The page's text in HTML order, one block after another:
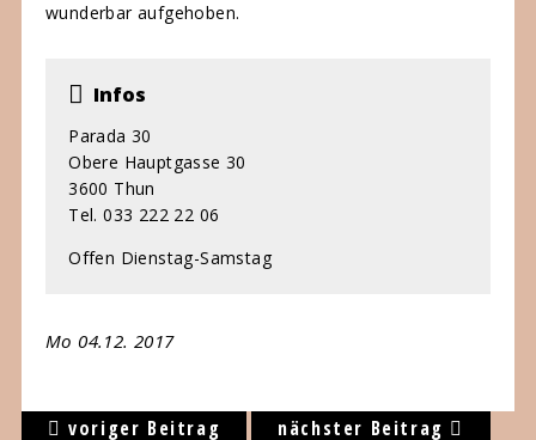
wunderbar aufgehoben.
Infos
Parada 30
Obere Hauptgasse 30
3600 Thun
Tel. 033 222 22 06
Offen Dienstag-Samstag
Mo 04.12. 2017
voriger Beitrag nächster Beitrag